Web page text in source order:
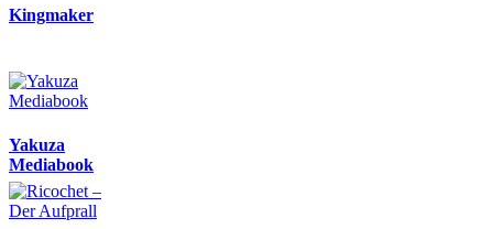
Kingmaker
Yakuza
Mediabook